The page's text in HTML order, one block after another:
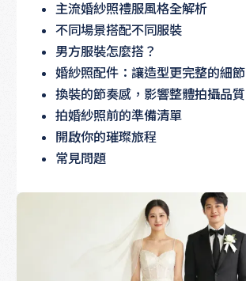
主流婚紗照禮服風格全解析
不同場景搭配不同服裝
男方服裝怎麼搭？
婚紗照配件：讓造型更完整的細節
換裝的節奏感，影響整體拍攝品質
拍婚紗照前的準備清單
開啟你的璀璨旅程
常見問題